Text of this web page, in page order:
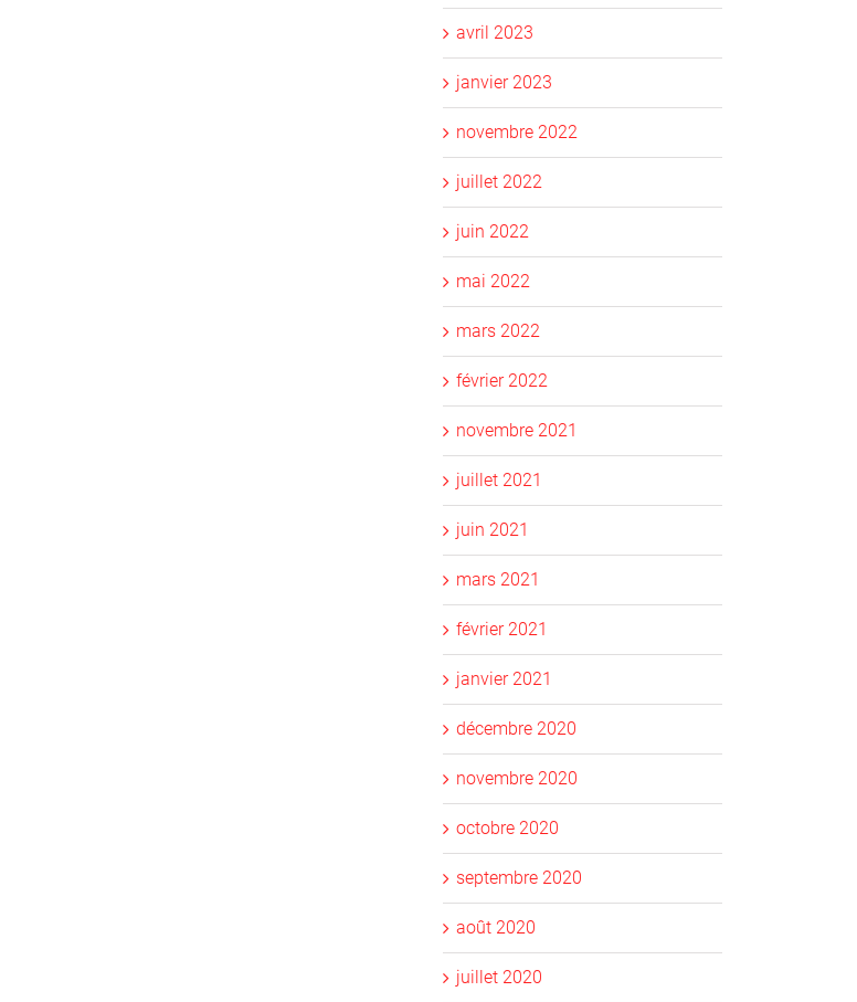
avril 2023
janvier 2023
novembre 2022
juillet 2022
juin 2022
mai 2022
mars 2022
février 2022
novembre 2021
juillet 2021
juin 2021
mars 2021
février 2021
janvier 2021
décembre 2020
novembre 2020
octobre 2020
septembre 2020
août 2020
juillet 2020